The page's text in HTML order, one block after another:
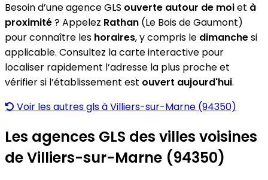
Besoin d’une agence GLS ouverte autour de moiet à
proximité? Appelez Rathan (Le Bois de Gaumont)
pour connaître les horaires, y compris le dimanchesi
applicable. Consultez la carte interactive pour
localiser rapidement l’adresse la plus proche et
vérifier si l’établissement est ouvert aujourd'hui.
Voir les autres gls à Villiers-sur-Marne (94350)
Les agences GLS des villes voisines
de Villiers-sur-Marne (94350)